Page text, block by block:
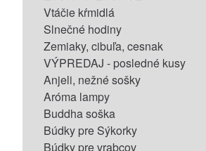
Vtáčie kŕmidlá
Slnečné hodiny
Zemiaky, cibuľa, cesnak
VÝPREDAJ - posledné kusy
Anjeli, nežné sošky
Aróma lampy
Buddha soška
Búdky pre Sýkorky
Búdky pre vrabcov